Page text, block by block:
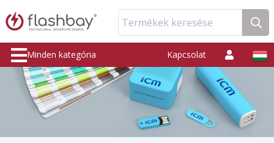
Termékek keresése
Minden kategória Kapcsolat